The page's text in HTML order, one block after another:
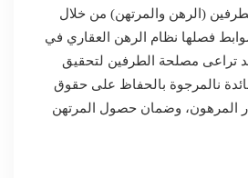
(الرهن والمرتهن) من خلال
فصلها نظام الرهن العقاري في
تراعى مصلحة الطرفين لتحقيق
نالمرجوة بالحفاظ على حقوق
المرهون، وضمان حصول المرتهن